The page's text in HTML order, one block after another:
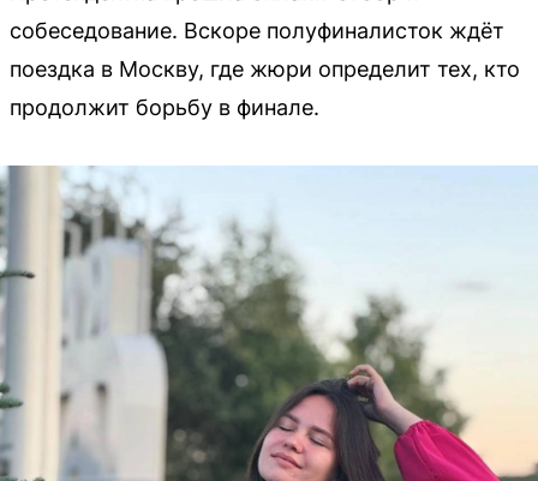
собеседование. Вскоре полуфиналисток ждёт
поездка в Москву, где жюри определит тех, кто
продолжит борьбу в финале.